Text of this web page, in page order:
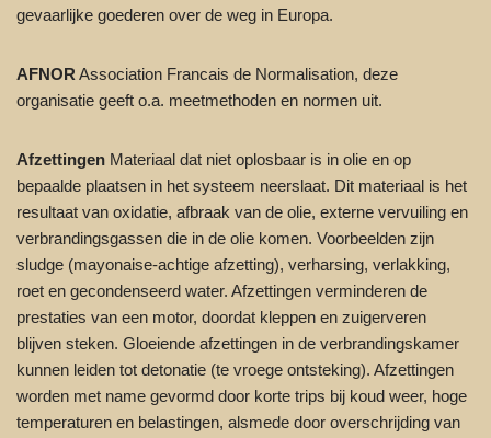
gevaarlijke goederen over de weg in Europa.
AFNOR Association Francais de Normalisation, deze
organisatie geeft o.a. meetmethoden en normen uit.
Afzettingen Materiaal dat niet oplosbaar is in olie en op
bepaalde plaatsen in het systeem neerslaat. Dit materiaal is het
resultaat van oxidatie, afbraak van de olie, externe vervuiling en
verbrandingsgassen die in de olie komen. Voorbeelden zijn
sludge (mayonaise-achtige afzetting), verharsing, verlakking,
roet en gecondenseerd water. Afzettingen verminderen de
prestaties van een motor, doordat kleppen en zuigerveren
blijven steken. Gloeiende afzettingen in de verbrandingskamer
kunnen leiden tot detonatie (te vroege ontsteking). Afzettingen
worden met name gevormd door korte trips bij koud weer, hoge
temperaturen en belastingen, alsmede door overschrijding van